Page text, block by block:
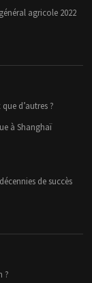
agricole 2022
d’autres ?
à Shanghaï
de succès
?